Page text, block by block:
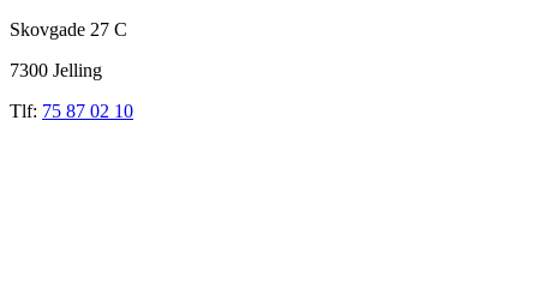
Skovgade 27 C
7300 Jelling
Tlf: 75 87 02 10